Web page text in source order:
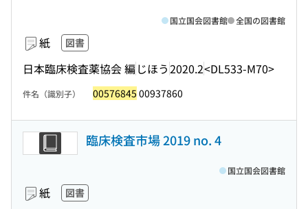
紙 図書
日本臨床検査薬協会 編 じほう2020.2<DL533-M70>
国立国会図書館 全国の図書館
件名（識別子） 00576845 00937860
臨床検査市場 2019 no. 4
紙 図書
国立国会図書館